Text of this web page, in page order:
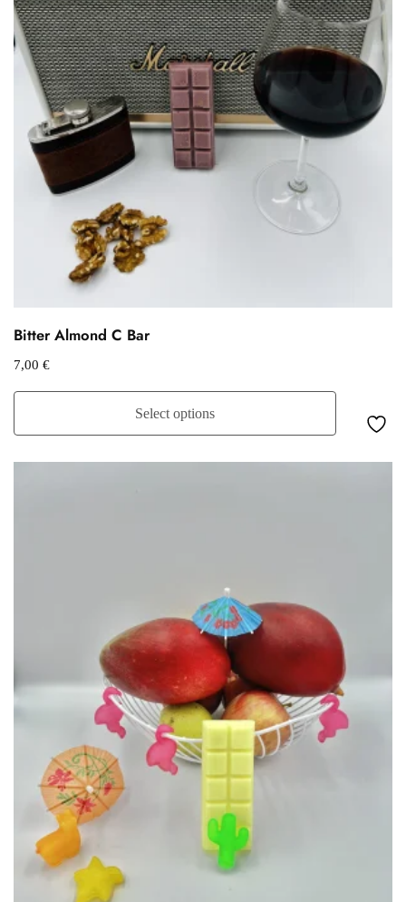
Bitter Almond C Bar
7,00 €
Select options